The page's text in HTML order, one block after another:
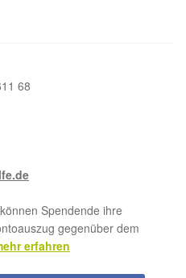
68
können Spendende ihre
gegenüber dem
erfahren